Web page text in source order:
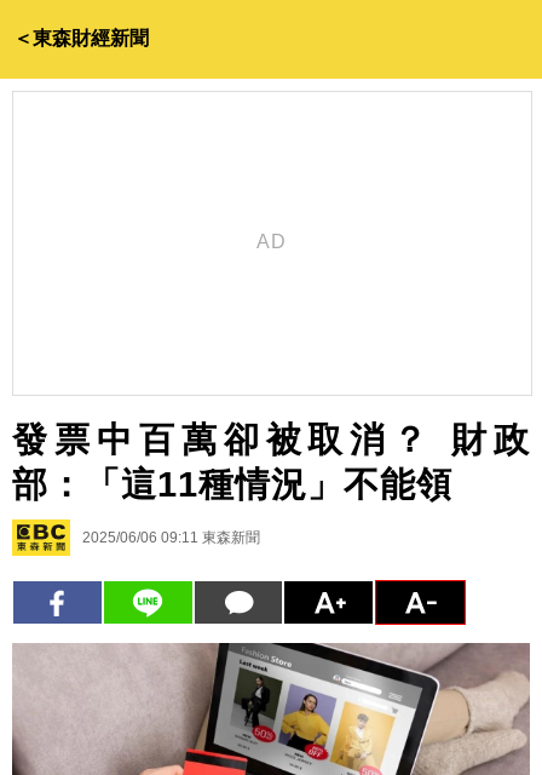
＜東森財經新聞
發票中百萬卻被取消？ 財政
部：「這11種情況」不能領
2025/06/06 09:11 東森新聞